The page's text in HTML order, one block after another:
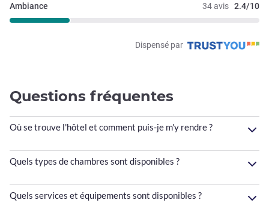
34 avis 2.4/10
Ambiance
Dispensé par
Questions fréquentes
Où se trouve l'hôtel et comment puis-je m'y rendre ?
Quels types de chambres sont disponibles ?
Quels services et équipements sont disponibles ?